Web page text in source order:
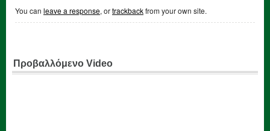
You can leave a response, ortrackbackfrom your own site.
Προβαλλόμενο Video